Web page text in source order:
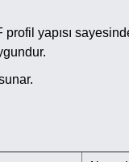
yapısı